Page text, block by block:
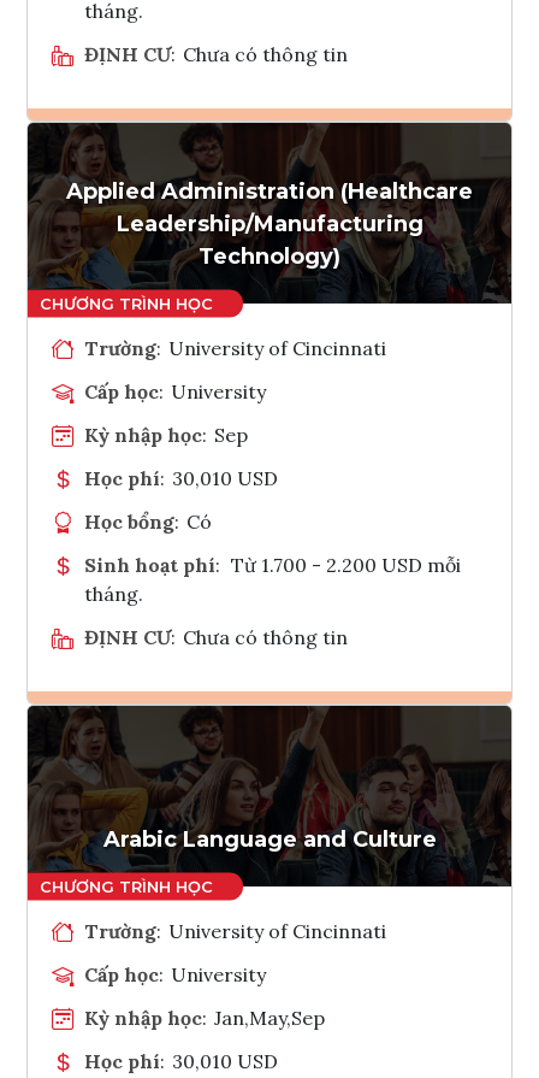
tháng.
ĐỊNH CƯ: Chưa có thông tin
Ghi danh
Tham vấn Interlink
Applied Administration (Healthcare
Leadership/Manufacturing
Technology)
Trường: University of Cincinnati
Cấp học: University
Kỳ nhập học: Sep
Học phí: 30,010 USD
Học bổng: Có
Sinh hoạt phí: Từ 1.700 - 2.200 USD mỗi
tháng.
ĐỊNH CƯ: Chưa có thông tin
Ghi danh
Tham vấn Interlink
Arabic Language and Culture
Trường: University of Cincinnati
Cấp học: University
Kỳ nhập học: Jan,May,Sep
Học phí: 30,010 USD